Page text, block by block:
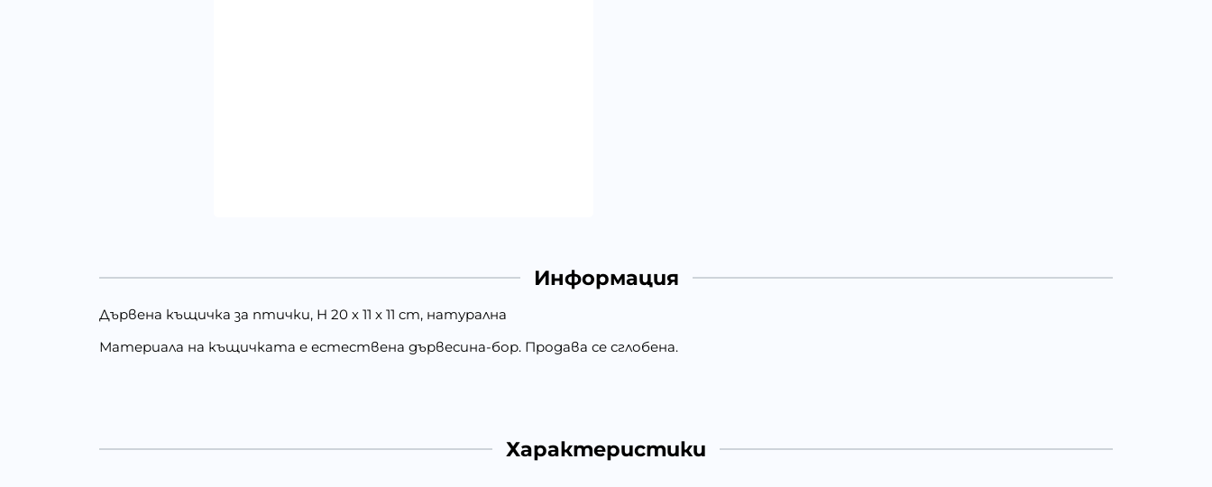
Информация
Дървена къщичка за птички, H 20 х 11 x 11 cm, натурална
Материала на къщичката е естествена дървесина-бор. Продава се сглобена.
Характеристики